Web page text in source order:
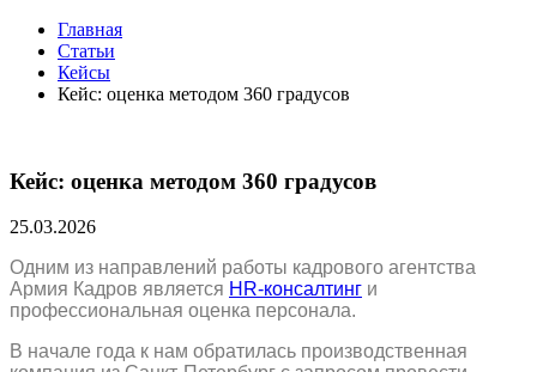
Главная
Статьи
Кейсы
Кейс: оценка методом 360 градусов
Кейс: оценка методом 360 градусов
25.03.2026
Одним из направлений работы кадрового агентства
Армия Кадров является HR-консалтинг и
профессиональная оценка персонала.
В начале года к нам обратилась производственная